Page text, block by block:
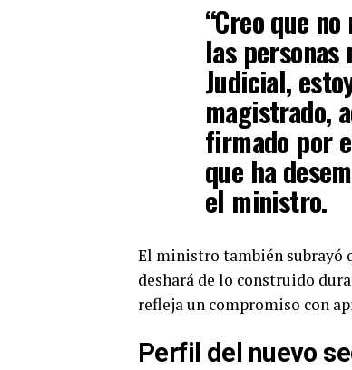
“Creo que
las personas
Judicial,
magistrado,
firmado por
que ha
el ministro.
El ministro también subrayó
deshará de lo construido
refleja un compromiso con
Perfil del nuevo